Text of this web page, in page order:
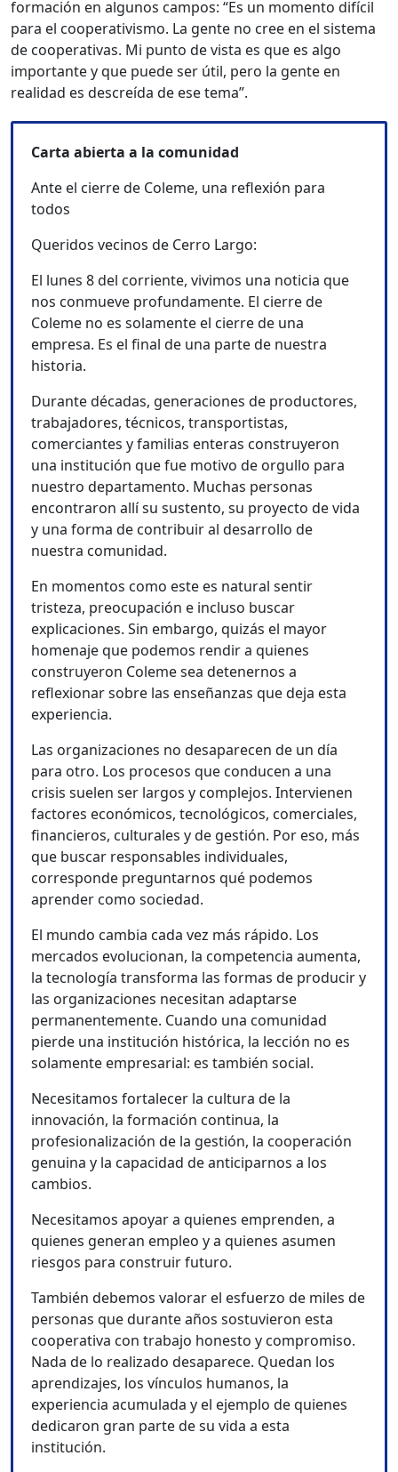
formación en algunos campos: “Es un momento difícil
para el cooperativismo. La gente no cree en el sistema
de cooperativas. Mi punto de vista es que es algo
importante y que puede ser útil, pero la gente en
realidad es descreída de ese tema”.
Carta abierta a la comunidad
Ante el cierre de Coleme, una reflexión para
todos
Queridos vecinos de Cerro Largo:
El lunes 8 del corriente, vivimos una noticia que
nos conmueve profundamente. El cierre de
Coleme no es solamente el cierre de una
empresa. Es el final de una parte de nuestra
historia.
Durante décadas, generaciones de productores,
trabajadores, técnicos, transportistas,
comerciantes y familias enteras construyeron
una institución que fue motivo de orgullo para
nuestro departamento. Muchas personas
encontraron allí su sustento, su proyecto de vida
y una forma de contribuir al desarrollo de
nuestra comunidad.
En momentos como este es natural sentir
tristeza, preocupación e incluso buscar
explicaciones. Sin embargo, quizás el mayor
homenaje que podemos rendir a quienes
construyeron Coleme sea detenernos a
reflexionar sobre las enseñanzas que deja esta
experiencia.
Las organizaciones no desaparecen de un día
para otro. Los procesos que conducen a una
crisis suelen ser largos y complejos. Intervienen
factores económicos, tecnológicos, comerciales,
financieros, culturales y de gestión. Por eso, más
que buscar responsables individuales,
corresponde preguntarnos qué podemos
aprender como sociedad.
El mundo cambia cada vez más rápido. Los
mercados evolucionan, la competencia aumenta,
la tecnología transforma las formas de producir y
las organizaciones necesitan adaptarse
permanentemente. Cuando una comunidad
pierde una institución histórica, la lección no es
solamente empresarial: es también social.
Necesitamos fortalecer la cultura de la
innovación, la formación continua, la
profesionalización de la gestión, la cooperación
genuina y la capacidad de anticiparnos a los
cambios.
Necesitamos apoyar a quienes emprenden, a
quienes generan empleo y a quienes asumen
riesgos para construir futuro.
También debemos valorar el esfuerzo de miles de
personas que durante años sostuvieron esta
cooperativa con trabajo honesto y compromiso.
Nada de lo realizado desaparece. Quedan los
aprendizajes, los vínculos humanos, la
experiencia acumulada y el ejemplo de quienes
dedicaron gran parte de su vida a esta
institución.